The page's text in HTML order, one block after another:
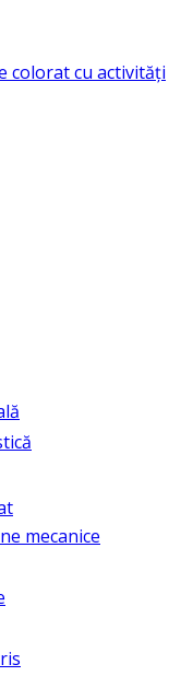
colorat cu activități
mecanice